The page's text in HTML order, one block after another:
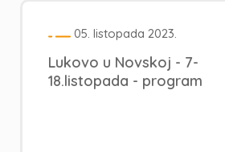
05. listopada 2023.
Lukovo u Novskoj - 7-
18.listopada - program